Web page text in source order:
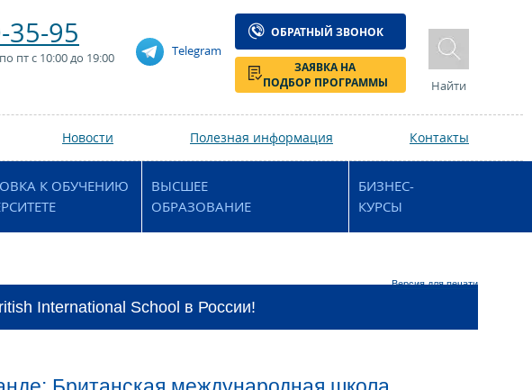
35-95
пт с 10:00 до 19:00
Telegram
ОБРАТНЫЙ ЗВОНОК
ЗАЯВКА НА
ПОДБОР ПРОГРАММЫ
Найти
Новости Полезная информация Контакты
К ОБУЧЕНИЮ
ВЫСШЕЕ
ОБРАЗОВАНИЕ
БИЗНЕС-
КУРСЫ
Версия для печати
International School в России!